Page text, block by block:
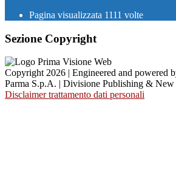
Pagina visualizzata 1111 volte
Sezione Copyright
Copyright 2026 | Engineered and powered
Parma S.p.A. | Divisione Publishing & New
Disclaimer trattamento dati personali